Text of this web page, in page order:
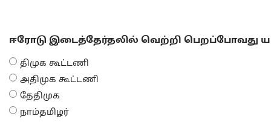
ஈரோடு இடைத்தேர்தலில் வெற்றி பெறப்போவது
திமுக கூட்டணி
அதிமுக கூட்டணி
தேதிமுக
நாம்தமிழர்